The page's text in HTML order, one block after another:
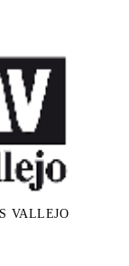
VALLEJO